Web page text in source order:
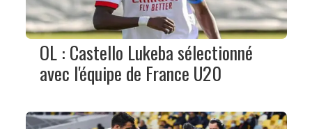
OL : Castello Lukeba sélectionné
avec l'équipe de France U20